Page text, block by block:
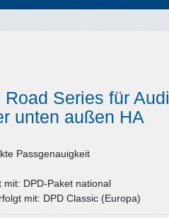
Series für Audi
unten außen HA
Passgenauigkeit
DPD-Paket national
mit: DPD Classic (Europa)